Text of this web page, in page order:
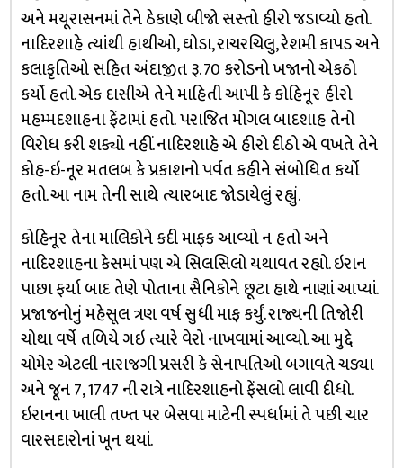
અને મયૂરાસનમાં તેને ઠેકાણે બીજો સસ્તો હીરો જડાવ્યો હતો.
નાદિરશાહે ત્યાંથી હાથીઓ, ઘોડા, રાચરચિલુ, રેશમી કાપડ અને
કલાકૃતિઓ સહિત અંદાજીત રૂ. 70 કરોડનો ખજાનો એકઠો
કર્યો હતો. એક દાસીએ તેને માહિતી આપી કે કોહિનૂર હીરો
મહમ્મદશાહના ફેંટામાં હતો. પરાજિત મોગલ બાદશાહ તેનો
વિરોધ કરી શક્યો નહીં. નાદિરશાહે એ હીરો દીઠો એ વખતે તેને
કોહ-ઇ-નૂર મતલબ કે પ્રકાશનો પર્વત કહીને સંબોધિત કર્યો
હતો. આ નામ તેની સાથે ત્યારબાદ જોડાયેલું રહ્યું.
કોહિનૂર તેના માલિકોને કદી માફક આવ્યો ન હતો અને
નાદિરશાહના કેસમાં પણ એ સિલસિલો યથાવત રહ્યો. ઇરાન
પાછા ફર્યા બાદ તેણે પોતાના સૈનિકોને છૂટા હાથે નાણાં આપ્યાં.
પ્રજાજનોનું મહેસૂલ ત્રણ વર્ષ સુધી માફ કર્યું. રાજ્યની તિજોરી
ચોથા વર્ષે તળિયે ગઇ ત્યારે વેરો નાખવામાં આવ્યો. આ મુદ્દે
ચોમેર એટલી નારાજગી પ્રસરી કે સેનાપતિઓ બગાવતે ચડ્યા
અને જૂન 7, 1747 ની રાત્રે નાદિરશાહનો ફેંસલો લાવી દીધો.
ઇરાનના ખાલી તખ્ત પર બેસવા માટેની સ્પર્ધામાં તે પછી ચાર
વારસદારોનાં ખૂન થયાં.